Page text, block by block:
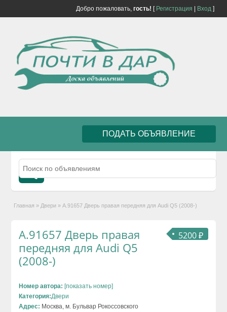
Добро пожаловать, гость! [ Регистрация Вход]
ПОДАТЬ ОБЪЯВЛЕНИЕ
Главная » Двери » А.91657 Дверь правая передняя для Audi Q5 (2008-)
5200 ₽
А.91657 Дверь правая
передняя для Audi Q5
(2008-)
Номер автора: [показать номер]
Категория:Двери
Адрес: Москва, м. Бульвар Рокоссовского